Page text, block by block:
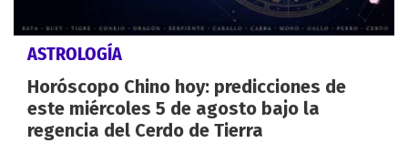
ASTROLOGÍA
Horóscopo Chino hoy: predicciones de
este miércoles 5 de agosto bajo la
regencia del Cerdo de Tierra